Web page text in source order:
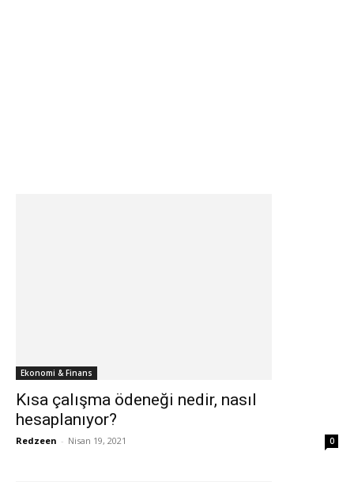
Ekonomi & Finans
Kısa çalışma ödeneği nedir, nasıl
hesaplanıyor?
Redzeen - Nisan 19, 2021 0